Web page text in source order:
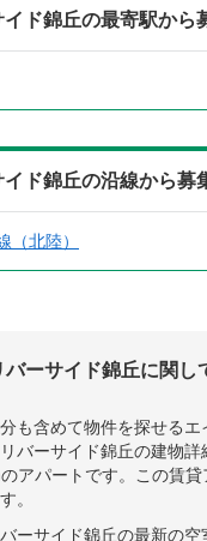
イド錦丘の最寄駅から
イド錦丘の沿線から募
（北陸）
バーサイド錦丘に関し
も含めて物件を探せるエ
バーサイド錦丘の建物
アパートです。この賃
。
ーサイド錦丘の最新の